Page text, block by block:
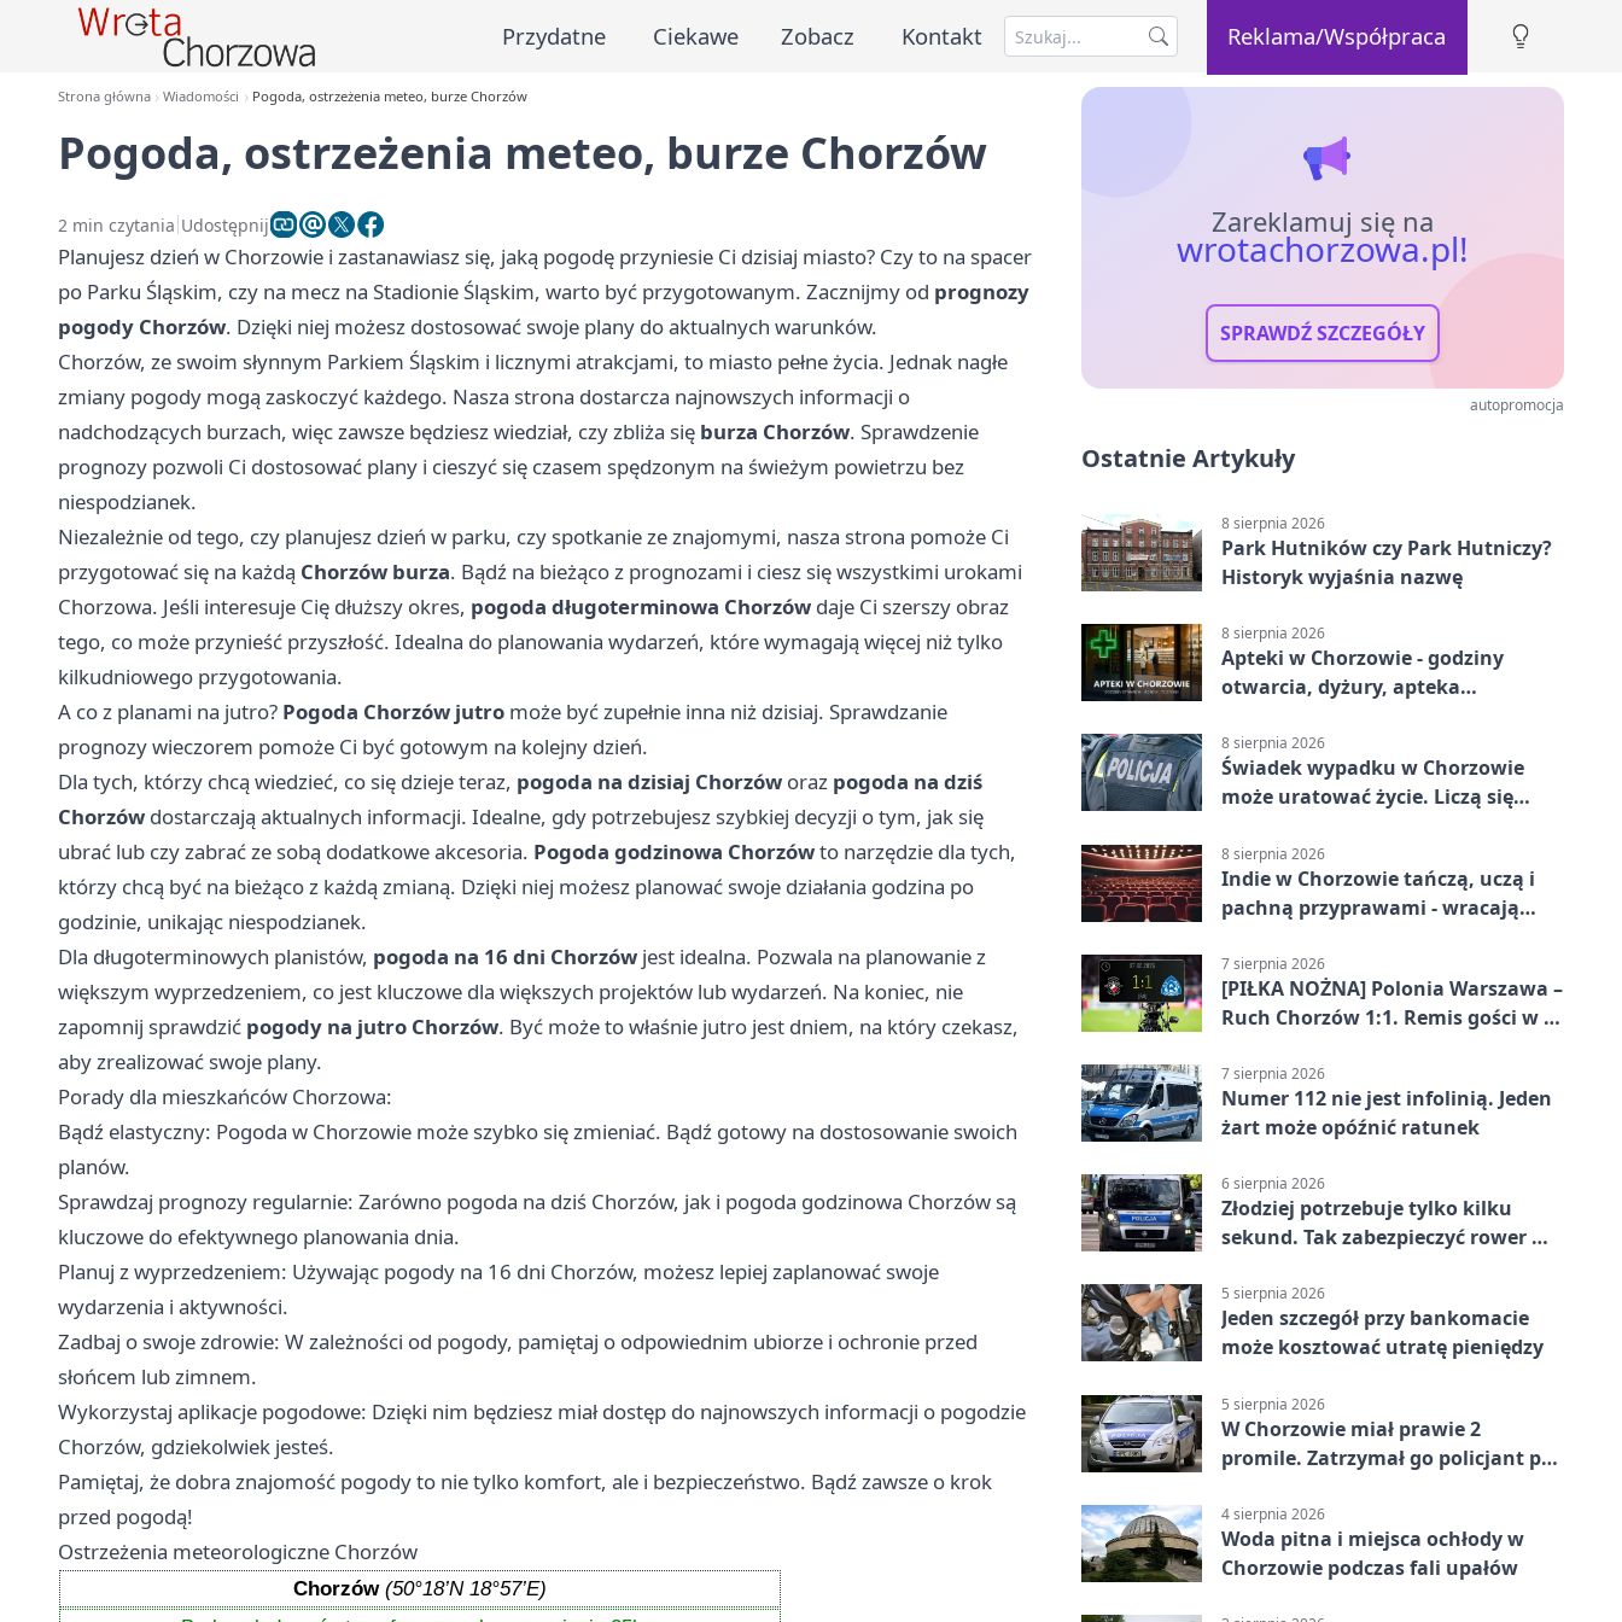
Przydatne Ciekawe Zobacz Kontakt Reklama/Współpraca
Strona główna Wiadomości Pogoda, ostrzeżenia meteo, burze Chorzów
Pogoda, ostrzeżenia meteo, burze Chorzów
2 min czytania Udostępnij
Planujesz dzień w Chorzowie i zastanawiasz się, jaką pogodę przyniesie Ci dzisiaj miasto? Czy to na spacer
po Parku Śląskim, czy na mecz na Stadionie Śląskim, warto być przygotowanym. Zacznijmy od prognozy
pogody Chorzów. Dzięki niej możesz dostosować swoje plany do aktualnych warunków.
Chorzów, ze swoim słynnym Parkiem Śląskim i licznymi atrakcjami, to miasto pełne życia. Jednak nagłe
zmiany pogody mogą zaskoczyć każdego. Nasza strona dostarcza najnowszych informacji o
nadchodzących burzach, więc zawsze będziesz wiedział, czy zbliża się burza Chorzów. Sprawdzenie
prognozy pozwoli Ci dostosować plany i cieszyć się czasem spędzonym na świeżym powietrzu bez
niespodzianek.
Niezależnie od tego, czy planujesz dzień w parku, czy spotkanie ze znajomymi, nasza strona pomoże Ci
przygotować się na każdą Chorzów burza. Bądź na bieżąco z prognozami i ciesz się wszystkimi urokami
Chorzowa. Jeśli interesuje Cię dłuższy okres, pogoda długoterminowa Chorzów daje Ci szerszy obraz
tego, co może przynieść przyszłość. Idealna do planowania wydarzeń, które wymagają więcej niż tylko
kilkudniowego przygotowania.
A co z planami na jutro? Pogoda Chorzów jutro może być zupełnie inna niż dzisiaj. Sprawdzanie
prognozy wieczorem pomoże Ci być gotowym na kolejny dzień.
Dla tych, którzy chcą wiedzieć, co się dzieje teraz, pogoda na dzisiaj Chorzów oraz pogoda na dziś
Chorzów dostarczają aktualnych informacji. Idealne, gdy potrzebujesz szybkiej decyzji o tym, jak się
ubrać lub czy zabrać ze sobą dodatkowe akcesoria. Pogoda godzinowa Chorzówto narzędzie dla tych,
którzy chcą być na bieżąco z każdą zmianą. Dzięki niej możesz planować swoje działania godzina po
godzinie, unikając niespodzianek.
Dla długoterminowych planistów, pogoda na 16 dni Chorzów jest idealna. Pozwala na planowanie z
większym wyprzedzeniem, co jest kluczowe dla większych projektów lub wydarzeń. Na koniec, nie
zapomnij sprawdzić pogody na jutro Chorzów. Być może to właśnie jutro jest dniem, na który czekasz,
aby zrealizować swoje plany.
Porady dla mieszkańców Chorzowa:
Bądź elastyczny: Pogoda w Chorzowie może szybko się zmieniać. Bądź gotowy na dostosowanie swoich
planów.
Sprawdzaj prognozy regularnie: Zarówno pogoda na dziś Chorzów, jak i pogoda godzinowa Chorzów są
kluczowe do efektywnego planowania dnia.
Planuj z wyprzedzeniem: Używając pogody na 16 dni Chorzów, możesz lepiej zaplanować swoje
wydarzenia i aktywności.
Zadbaj o swoje zdrowie: W zależności od pogody, pamiętaj o odpowiednim ubiorze i ochronie przed
słońcem lub zimnem.
Wykorzystaj aplikacje pogodowe: Dzięki nim będziesz miał dostęp do najnowszych informacji o pogodzie
Chorzów, gdziekolwiek jesteś.
Pamiętaj, że dobra znajomość pogody to nie tylko komfort, ale i bezpieczeństwo. Bądź zawsze o krok
przed pogodą!
Ostrzeżenia meteorologiczne Chorzów
Chorzów (50°18’N 18°57’E)
Zareklamuj się na
wrotachorzowa.pl!
SPRAWDŹ SZCZEGÓŁY
autopromocja
Ostatnie Artykuły
8 sierpnia 2026
Park Hutników czy Park Hutniczy?
Historyk wyjaśnia nazwę
8 sierpnia 2026
Apteki w Chorzowie - godziny
otwarcia, dyżury, apteka
8 sierpnia 2026
Świadek wypadku w Chorzowie
może uratować życie. Liczą się
8 sierpnia 2026
Indie w Chorzowie tańczą, uczą i
pachną przyprawami - wracają
7 sierpnia 2026
[PIŁKA NOŻNA] Polonia Warszawa –
Ruch Chorzów 1:1. Remis gości w 3.
7 sierpnia 2026
Numer 112 nie jest infolinią. Jeden
żart może opóźnić ratunek
6 sierpnia 2026
Złodziej potrzebuje tylko kilku
sekund. Tak zabezpieczyć rower w
5 sierpnia 2026
Jeden szczegół przy bankomacie
może kosztować utratę pieniędzy
5 sierpnia 2026
W Chorzowie miał prawie 2
promile. Zatrzymał go policjant po
4 sierpnia 2026
Woda pitna i miejsca ochłody w
Chorzowie podczas fali upałów